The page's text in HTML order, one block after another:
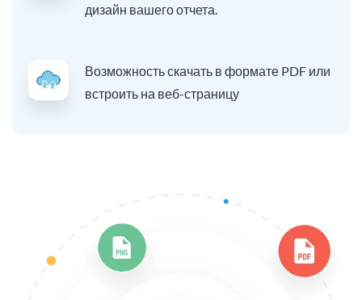
дизайн вашего отчета.
Возможность скачать в формате PDF или
встроить на веб-страницу